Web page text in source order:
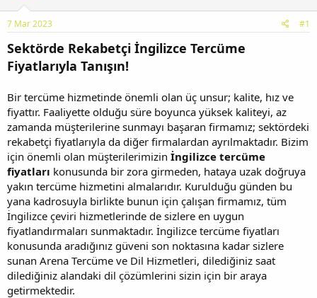
b
a
ş
l
a
a
n
ç
t
a
i
h
i
7 Mar 2023 #1
Sektörde Rekabetçi İngilizce Tercüme
Fiyatlarıyla Tanışın!
Bir tercüme hizmetinde önemli olan üç unsur; kalite, hız ve
fiyattır. Faaliyette olduğu süre boyunca yüksek kaliteyi, az
zamanda müşterilerine sunmayı başaran firmamız; sektördeki
rekabetçi fiyatlarıyla da diğer firmalardan ayrılmaktadır. Bizim
için önemli olan müşterilerimizin İngilizce tercüme
fiyatları konusunda bir zora girmeden, hataya uzak doğruya
yakın tercüme hizmetini almalarıdır. Kurulduğu günden bu
yana kadrosuyla birlikte bunun için çalışan firmamız, tüm
İngilizce çeviri hizmetlerinde de sizlere en uygun
fiyatlandırmaları sunmaktadır. İngilizce tercüme fiyatları
konusunda aradığınız güveni son noktasına kadar sizlere
sunan Arena Tercüme ve Dil Hizmetleri, dilediğiniz saat
dilediğiniz alandaki dil çözümlerini sizin için bir araya
getirmektedir.